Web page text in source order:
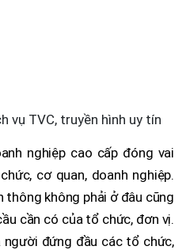
vụ TVC, truyền hình uy tín
nghiệp cao cấp đóng vai
cơ quan, doanh nghiệp.
thông không phải ở đâu cũng
cần có của tổ chức, đơn vị.
đứng đầu các tổ chức,